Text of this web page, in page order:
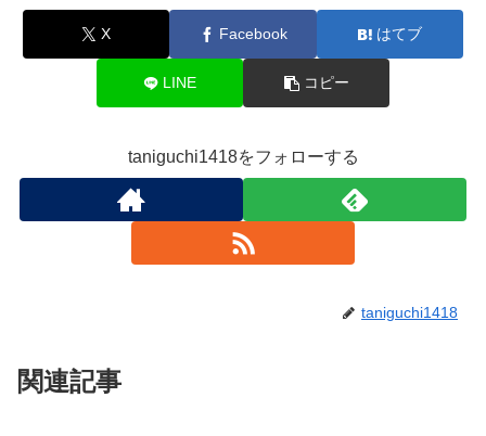
X Facebook はてブ
LINE コピー
taniguchi1418をフォローする
taniguchi1418
関連記事